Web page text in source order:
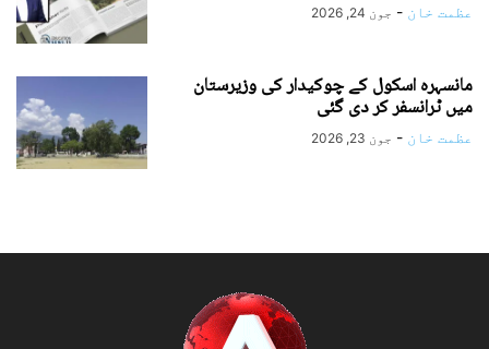
عظمت خان - جون 24, 2026
مانسہرہ اسکول کے چوکیدار کی وزیرستان
میں ٹرانسفر کر دی گئی
عظمت خان - جون 23, 2026